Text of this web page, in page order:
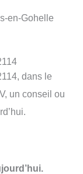
en-Gohelle
dans le
un conseil ou